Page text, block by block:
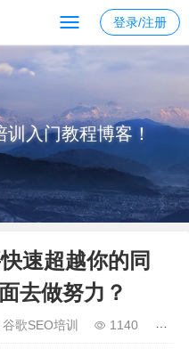
登录/注册
训入门教程博客！
速超越你的同
去做努力？
谷歌SEO培训 1140